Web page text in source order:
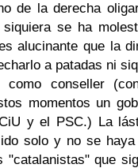
de la derecha
se ha
alucinante que la
a patadas ni
como conseller
momentos un
y el PSC.) La
solo y no se
"catalanistas" que